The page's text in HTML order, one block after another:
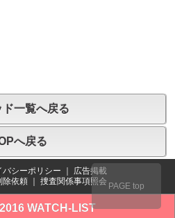
ド一覧へ戻る
へ戻る
バシーポリシー ｜ 広告掲載
除依頼 ｜ 捜査関係事項照会
WATCH-LIST
PAGE top